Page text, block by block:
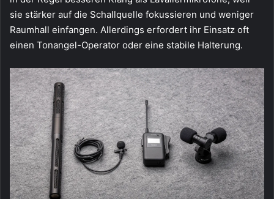
sie stärker auf die Schallquelle fokussieren und weniger
Raumhall einfangen. Allerdings erfordert ihr Einsatz oft
einen Tonangel-Operator oder eine stabile Halterung.